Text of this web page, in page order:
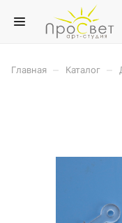
Главная Каталог